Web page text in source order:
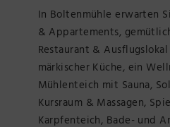
In Boltenmühle erwarten
& Appartements,
Restaurant &
märkischer Küche, ein
Mühlenteich mit Sauna,
Kursraum & Massagen,
Karpfenteich, Bade- und